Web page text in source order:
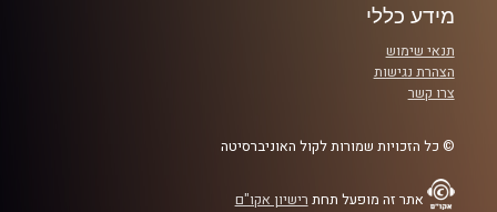
https://ein-teina.com/
אבי אנגל מ"שבלול ג'ז" בתל אביב.
https://shablul.smarticket.co.il/
עם מושיקו אשכנזי ממועדון הג'ז במצפה רמון
מידע כללי
תנאי שימוש
הצהרת נגישות
צרו קשר
© כל הזכויות שמורות לקול האוניברסיטה
אתר זה מופעל תחת רישיון אקו"ם